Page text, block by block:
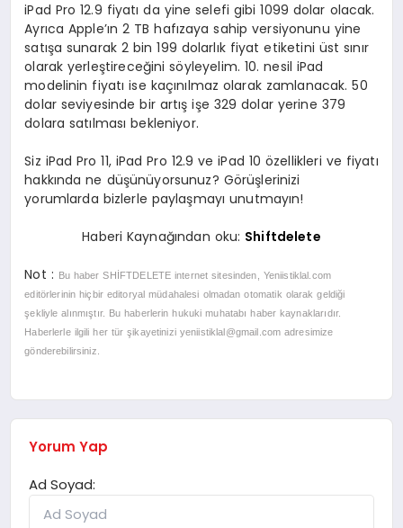
iPad Pro 12.9 fiyatı da yine selefi gibi 1099 dolar olacak.
Ayrıca Apple’ın 2 TB hafızaya sahip versiyonunu yine
satışa sunarak 2 bin 199 dolarlık fiyat etiketini üst sınır
olarak yerleştireceğini söyleyelim. 10. nesil iPad
modelinin fiyatı ise kaçınılmaz olarak zamlanacak. 50
dolar seviyesinde bir artış işe 329 dolar yerine 379
dolara satılması bekleniyor.
Siz iPad Pro 11, iPad Pro 12.9 ve iPad 10 özellikleri ve fiyatı
hakkında ne düşünüyorsunuz? Görüşlerinizi
yorumlarda bizlerle paylaşmayı unutmayın!
Haberi Kaynağından oku: Shiftdelete
Not : Bu haber SHİFTDELETEinternet sitesinden, Yeniistiklal.com
editörlerinin hiçbir editoryal müdahalesi olmadan otomatik olarak geldiği
şekliyle alınmıştır. Bu haberlerin hukuki muhatabı haber kaynaklarıdır.
Haberlerle ilgili her tür şikayetinizi yeniistiklal@gmail.com adresimize
gönderebilirsiniz.
Yorum Yap
Ad Soyad: